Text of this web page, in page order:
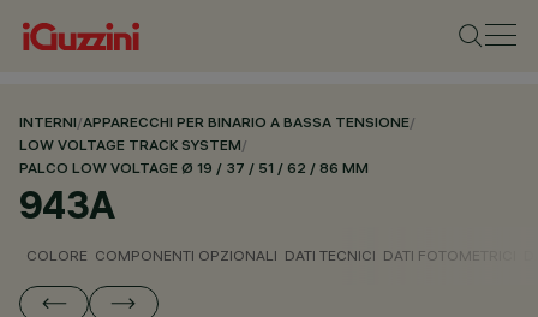
INTERNI/APPARECCHI PER BINARIO A BASSA TENSIONE/
LOW VOLTAGE TRACK SYSTEM/
PALCO LOW VOLTAGE Ø 19 / 37 / 51 / 62 / 86 MM
943A
COLORE COMPONENTI OPZIONALI DATI TECNICI DATI FOTOMETRICI